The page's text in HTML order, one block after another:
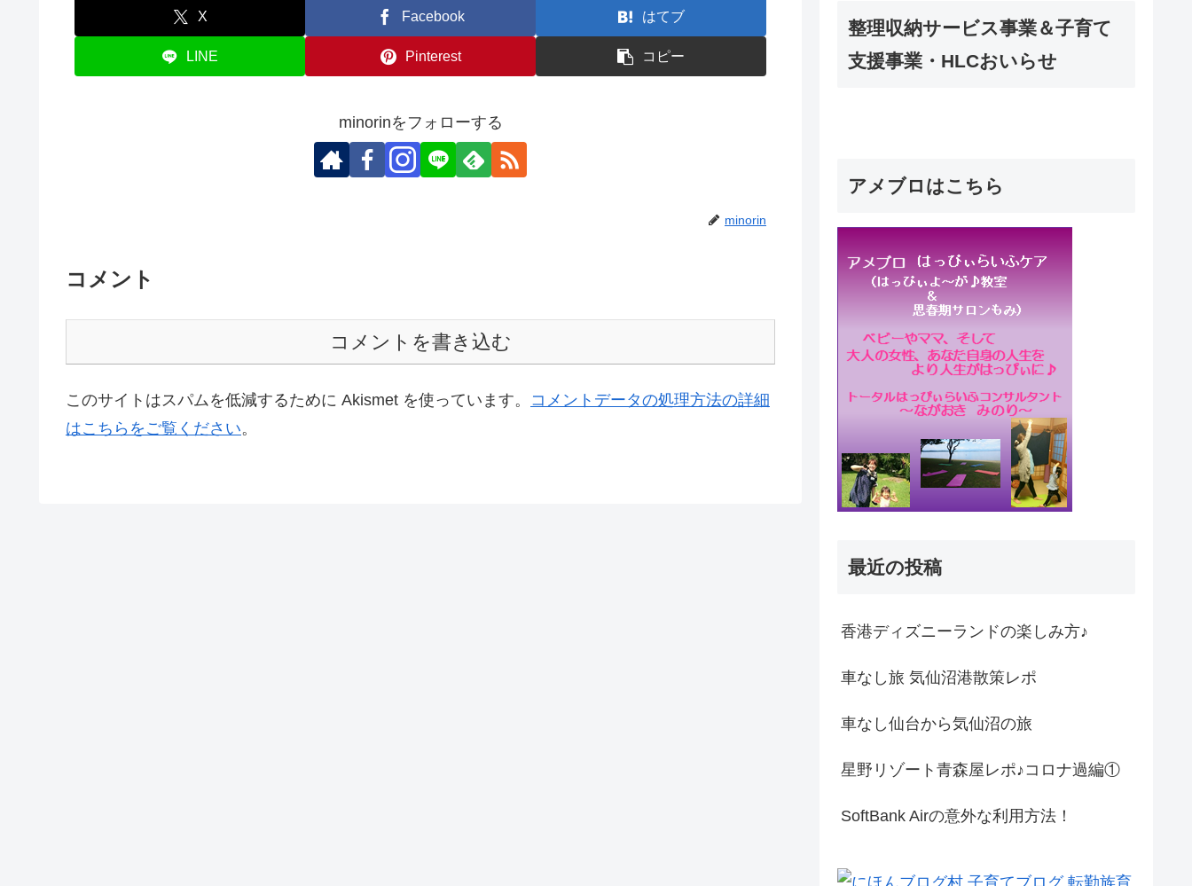
X Facebook はてブ
LINE Pinterest コピー
minorinをフォローする
minorin
コメント
コメントを書き込む
このサイトはスパムを低減するために Akismet を使っています。 コメントデータの処理方法の詳細
はこちらをご覧ください。
整理収納サービス事業＆子育て
支援事業・HLCおいらせ
アメブロはこちら
最近の投稿
香港ディズニーランドの楽しみ方♪
車なし旅 気仙沼港散策レポ
車なし仙台から気仙沼の旅
星野リゾート青森屋レポ♪コロナ過編①
SoftBank Airの意外な利用方法！